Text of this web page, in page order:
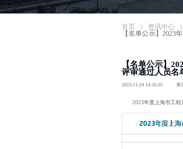
首页 资讯中心
【名单公示】2023
【名单公示】
评审通过人员名
2023-11-24 14:26:05 来
2023年度上海市工程系